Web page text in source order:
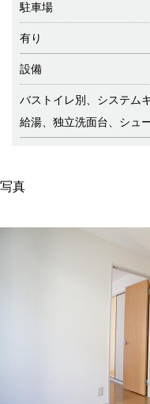
駐車場
有り
設備
バストイレ別、システム
給湯、独立洗面台、シュ
写真